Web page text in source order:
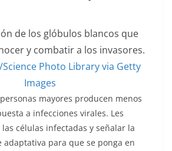
de los glóbulos blancos que
y combatir a los invasores.
Photo Library via Getty
Images
mayores producen menos
a infecciones virales. Les
células infectadas y señalar la
adaptativa para que se ponga en